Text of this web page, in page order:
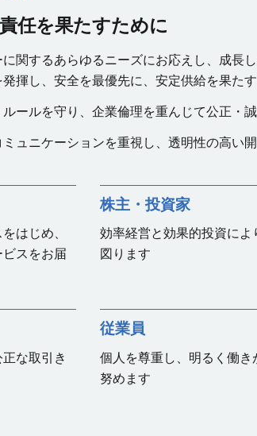
責任を果たすために
関するあらゆるニーズにお応えし、 成長
揮し、 安全を最優先に、 安定供給を果た
ールを守り、 企業倫理を重んじて公正・
ュニケーションを重視し、 透明性の高い
はじめ、
スをお届
株主・投資家
効率経営と効果的投資に
図ります
な取引き
従業員
個人を尊重し、明るく働き
努めます